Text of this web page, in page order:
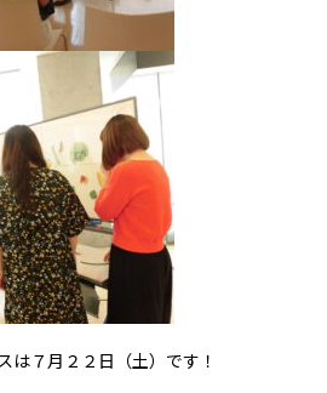
は７月２２日（土）です！